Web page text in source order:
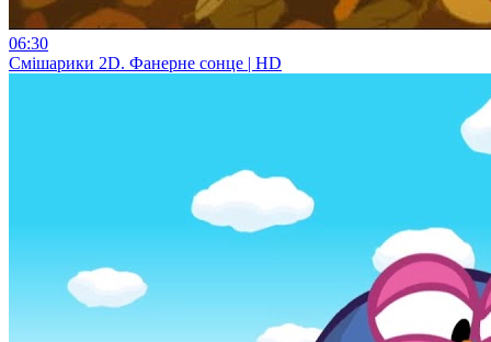
06:30
Смiшарики 2D. Фанерне сонце | HD